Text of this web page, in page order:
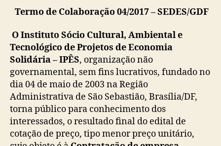
Termo de Colaboração 04/2017 – SEDES/GDF
O Instituto Sócio Cultural, Ambiental e
Tecnológico de Projetos de Economia
Solidária – IPÊS, organização não
governamental, sem fins lucrativos, fundado no
dia 04 de maio de 2003 na Região
Administrativa de São Sebastião, Brasília/DF,
torna público para conhecimento dos
interessados, o resultado final do edital de
cotação de preço, tipo menor preço unitário,